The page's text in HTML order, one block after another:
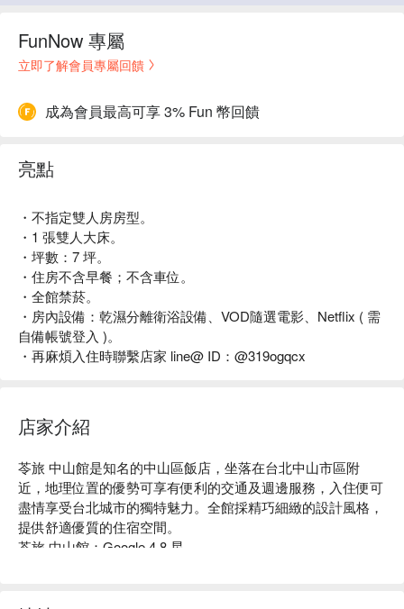
FunNow 專屬
立即了解會員專屬回饋
成為會員最高可享 3% Fun 幣回饋
亮點
・不指定雙人房房型。
・1 張雙人大床。
・坪數：7 坪。
・住房不含早餐；不含車位。
・全館禁菸。
・房內設備：乾濕分離衛浴設備、VOD隨選電影、Netflix ( 需
自備帳號登入 )。
・再麻煩入住時聯繫店家 line@ ID：@319ogqcx
店家介紹
苓旅 中山館是知名的中山區飯店，坐落在台北中山市區附
近，地理位置的優勢可享有便利的交通及週邊服務，入住便可
盡情享受台北城市的獨特魅力。全館採精巧細緻的設計風格，
提供舒適優質的住宿空間。
苓旅 中山館：Google 4.8 星